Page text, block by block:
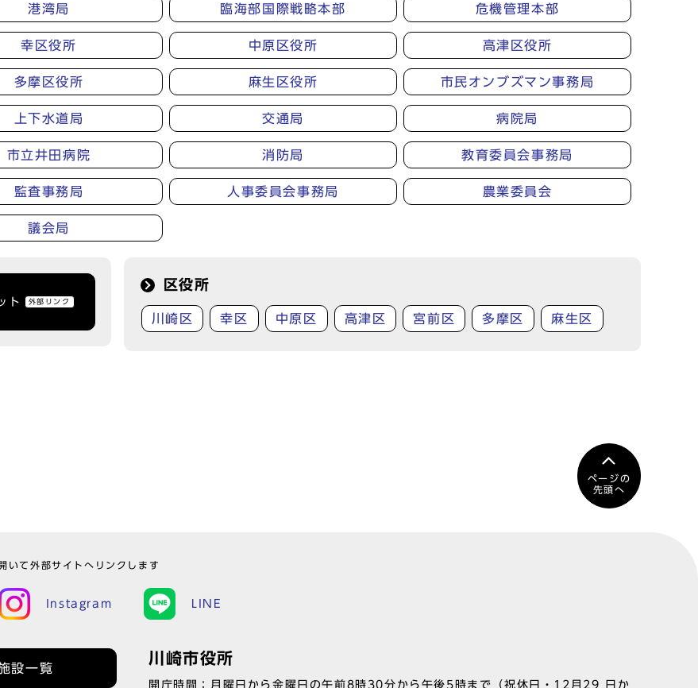
港湾局 臨海部国際戦略本部 危機管理本部
幸区役所 中原区役所 高津区役所
多摩区役所 麻生区役所 市民オンブズマン事務局
上下水道局 交通局 病院局
市立井田病院 消防局 教育委員会事務局
監査事務局 人事委員会事務局 農業委員会
議会局
ト 外部リンク
区役所
川崎区 幸区 中原区 高津区 宮前区 多摩区 麻生区
ページの
先頭へ
いて外部サイトへリンクします
Instagram LINE
設一覧
川崎市役所
開庁時間：月曜日から金曜日の午前8時30分から午後5時まで（祝休日・12月29 日か